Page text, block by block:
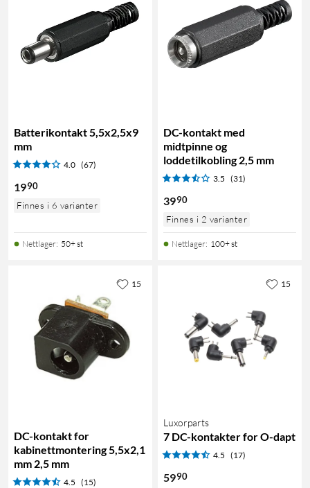
Batterikontakt 5,5x2,5x9
mm
4.0 (67)
1990
Finnes i 6 varianter
Nettlager: 50+ st
DC-kontakt med
midtpinne og
loddetilkobling 2,5 mm
3.5 (31)
3990
Finnes i 2 varianter
Nettlager: 100+ st
DC-kontakt for
kabinettmontering 5,5x2,1
mm 2,5 mm
4.5 (15)
15
Luxorparts
7 DC-kontakter for O-dapt
4.5 (17)
5990
15